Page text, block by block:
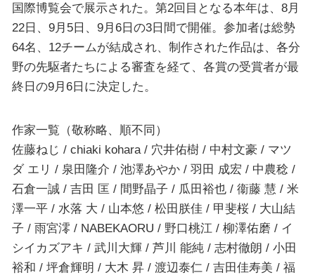
国際博覧会で展示された。第2回目となる本年は、8月
22日、9月5日、9月6日の3日間で開催。参加者は総勢
64名、12チームが結成され、制作された作品は、各分
野の先駆者たちによる審査を経て、各賞の受賞者が最
終日の9月6日に決定した。
作家一覧（敬称略、順不同）
佐藤ねじ / chiaki kohara / 穴井佑樹 / 中村文豪 / マツ
ダ エリ / 泉田隆介 / 池澤あやか / 羽田 成宏 / 中農稔 /
石倉一誠 / 吉田 匡 / 間野晶子 / 瓜田裕也 / 衞藤 慧 / 米
澤一平 / 水落 大 / 山本悠 / 松田朕佳 / 甲斐桜 / 大山結
子 / 雨宮澪 / NABEKAORU / 野口桃江 / 柳澤佑磨 / イ
シイカズアキ / 武川大輝 / 芦川 能純 / 志村徹朗 / 小田
裕和 / 坪倉輝明 / 大木 昇 / 渡辺泰仁 / 吉田佳寿美 / 福